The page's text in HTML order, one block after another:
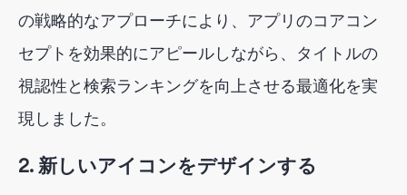
の戦略的なアプローチにより、アプリのコアコン
セプトを効果的にアピールしながら、タイトルの
視認性と検索ランキングを向上させる最適化を実
現しました。
2. 新しいアイコンをデザインする